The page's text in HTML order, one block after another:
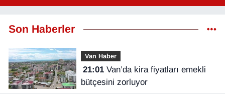
Son Haberler
Van Haber
21:01Van’da kira fiyatları emekli
bütçesini zorluyor